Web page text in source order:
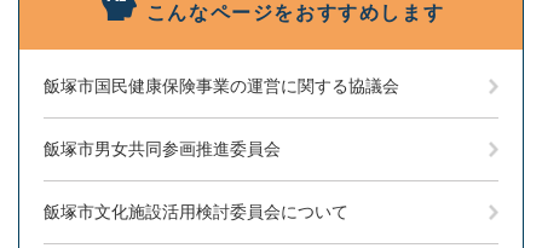
こんなページをおすすめします
飯塚市国民健康保険事業の運営に関する協議会
飯塚市男女共同参画推進委員会
飯塚市文化施設活用検討委員会について